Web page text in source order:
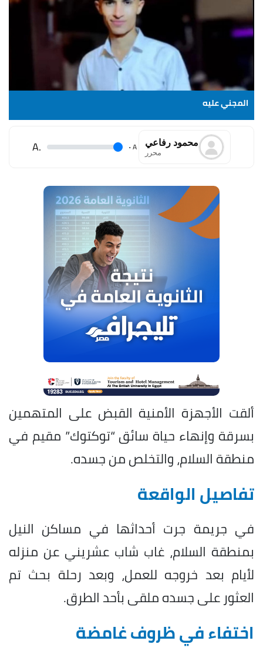
المجني عليه
محمود رفاعي
محرر A
.
.A
ألقت الأجهزة الأمنية القبض على المتهمين
بسرقة وإنهاء حياة سائق “توكتوك” مقيم في
منطقة السلام، والتخلص من جسده.
تفاصيل الواقعة
في جريمة جرت أحداثها في مساكن النيل
بمنطقة السلام، غاب شاب عشريني عن منزله
لأيام بعد خروجه للعمل، وبعد رحلة بحث تم
العثور على جسده ملقى بأحد الطرق.
اختفاء في ظروف غامضة